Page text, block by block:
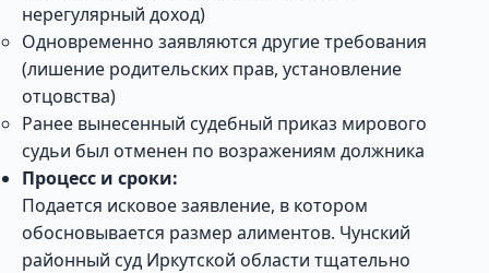
нерегулярный доход)
Одновременно заявляются другие требования
(лишение родительских прав, установление
отцовства)
Ранее вынесенный судебный приказ мирового
судьи был отменен по возражениям должника
Процесс и сроки:
Подается исковое заявление, в котором
обосновывается размер алиментов. Чунский
районный суд Иркутской области тщательно